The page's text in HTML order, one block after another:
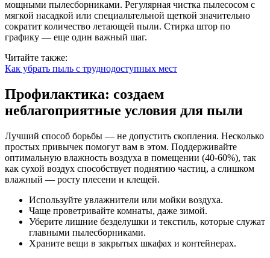
мощными пылесборниками. Регулярная чистка пылесосом с
мягкой насадкой или специальтельной щеткой значительно
сократит количество летающей пыли. Стирка штор по
графику — еще один важный шаг.
Читайте также:
Как убрать пыль с труднодоступных мест
Профилактика: создаем
неблагоприятные условия для пыли
Лучший способ борьбы — не допустить скопления. Несколько
простых привычек помогут вам в этом. Поддерживайте
оптимальную влажность воздуха в помещении (40-60%), так
как сухой воздух способствует поднятию частиц, а слишком
влажный — росту плесени и клещей.
Используйте увлажнители или мойки воздуха.
Чаще проветривайте комнаты, даже зимой.
Уберите лишние безделушки и текстиль, которые служат
главными пылесборниками.
Храните вещи в закрытых шкафах и контейнерах.